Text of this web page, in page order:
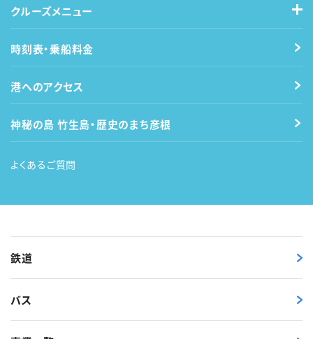
クルーズメニュー
時刻表・乗船料金
港へのアクセス
神秘の島 竹生島・歴史のまち彦根
よくあるご質問
鉄道
バス